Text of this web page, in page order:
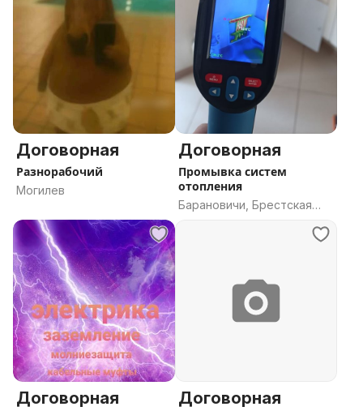
Договорная
Разнорабочий
Могилев
Договорная
Промывка систем
отопления
Барановичи, Брестская
Договорная Договорная